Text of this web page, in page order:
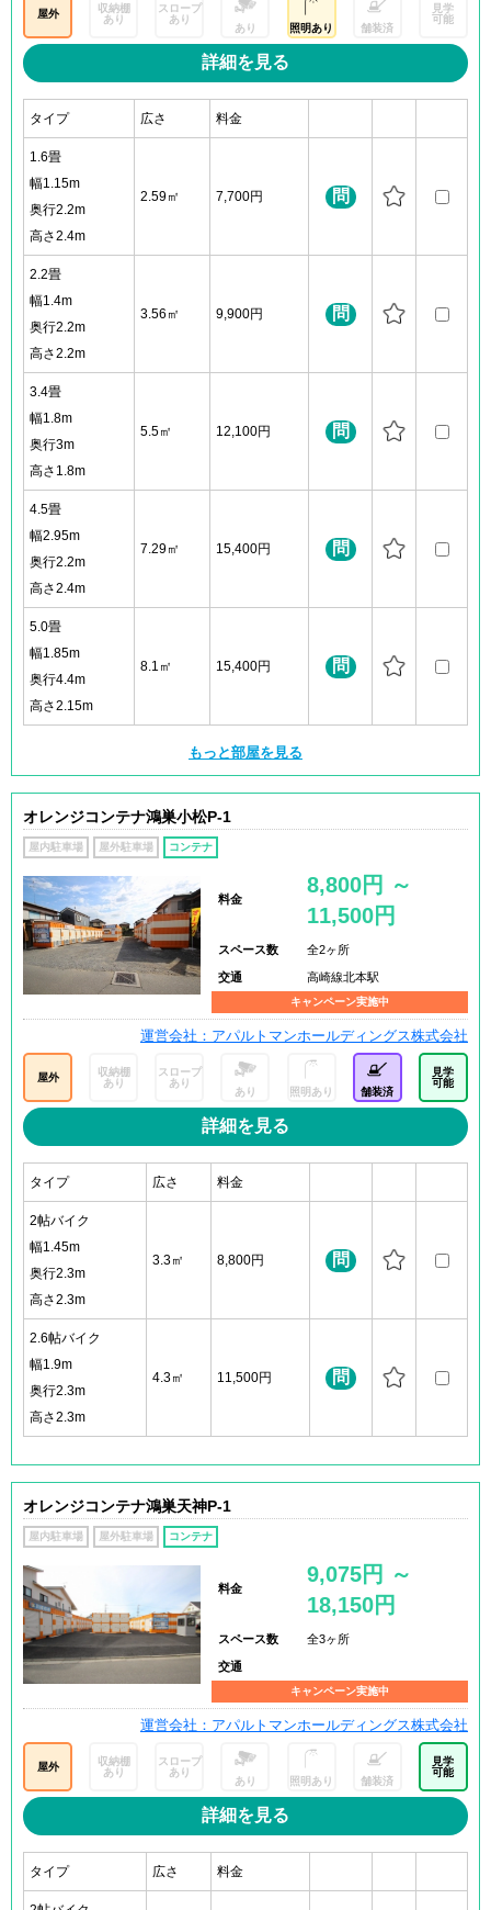
屋外
収納棚
あり
スロープ
あり
あり 照明あり 舗装済
見学
可能
詳細を見る
タイプ 広さ 料金
1.6畳
幅1.15m
奥行2.2m
高さ2.4m
2.59㎡ 7,700円 問
2.2畳
幅1.4m
奥行2.2m
高さ2.2m
3.56㎡ 9,900円 問
3.4畳
幅1.8m
奥行3m
高さ1.8m
5.5㎡ 12,100円 問
4.5畳
幅2.95m
奥行2.2m
高さ2.4m
7.29㎡ 15,400円 問
5.0畳
幅1.85m
奥行4.4m
高さ2.15m
8.1㎡ 15,400円 問
もっと部屋を見る
オレンジコンテナ鴻巣小松P-1
屋内駐車場 屋外駐車場 コンテナ
料金
8,800円 ～
11,500円
スペース数 全2ヶ所
交通 高崎線北本駅
キャンペーン実施中
運営会社：アパルトマンホールディングス株式会社
屋外
収納棚
あり
スロープ
あり
あり 照明あり 舗装済
見学
可能
詳細を見る
タイプ 広さ 料金
2帖バイク
幅1.45m
奥行2.3m
高さ2.3m
3.3㎡ 8,800円 問
2.6帖バイク
幅1.9m
奥行2.3m
高さ2.3m
4.3㎡ 11,500円 問
オレンジコンテナ鴻巣天神P-1
屋内駐車場 屋外駐車場 コンテナ
料金
9,075円 ～
18,150円
スペース数 全3ヶ所
交通
キャンペーン実施中
運営会社：アパルトマンホールディングス株式会社
屋外
収納棚
あり
スロープ
あり
あり 照明あり 舗装済
見学
可能
詳細を見る
タイプ 広さ 料金